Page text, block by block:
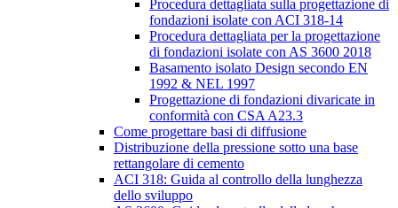
Procedura dettagliata sulla progettazione di
fondazioni isolate con ACI 318-14
Procedura dettagliata per la progettazione
di fondazioni isolate con AS 3600 2018
Basamento isolato Design secondo EN
1992 & NEL 1997
Progettazione di fondazioni divaricate in
conformità con CSA A23.3
Come progettare basi di diffusione
Distribuzione della pressione sotto una base
rettangolare di cemento
ACI 318: Guida al controllo della lunghezza
dello sviluppo